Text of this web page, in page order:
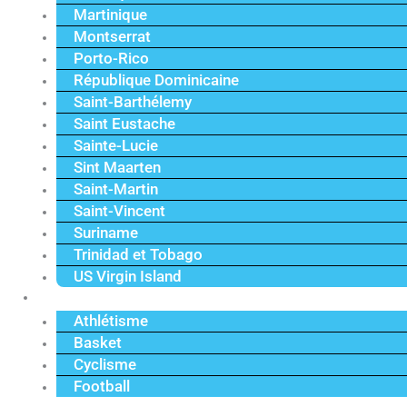
Martinique
Montserrat
Porto-Rico
République Dominicaine
Saint-Barthélemy
Saint Eustache
Sainte-Lucie
Sint Maarten
Saint-Martin
Saint-Vincent
Suriname
Trinidad et Tobago
US Virgin Island
Athlétisme
Basket
Cyclisme
Football